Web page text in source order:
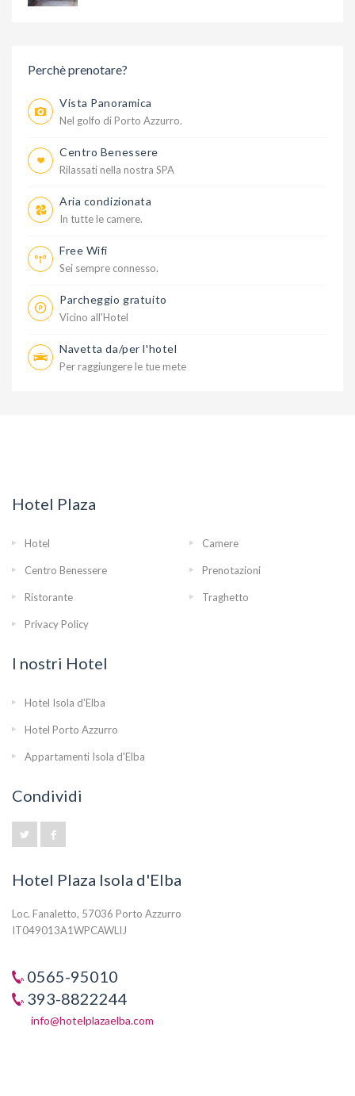
Perchè prenotare?
Vista Panoramica
Nel golfo di Porto Azzurro.
Centro Benessere
Rilassati nella nostra SPA
Aria condizionata
In tutte le camere.
Free Wifi
Sei sempre connesso.
Parcheggio gratuito
Vicino all'Hotel
Navetta da/per l'hotel
Per raggiungere le tue mete
Hotel Plaza
Hotel Camere
Centro Benessere Prenotazioni
Ristorante Traghetto
Privacy Policy
I nostri Hotel
Hotel Isola d'Elba
Hotel Porto Azzurro
Appartamenti Isola d'Elba
Condividi
Hotel Plaza Isola d'Elba
Loc. Fanaletto, 57036 Porto Azzurro
IT049013A1WPCAWLIJ
0565-95010
393-8822244
info@hotelplazaelba.com